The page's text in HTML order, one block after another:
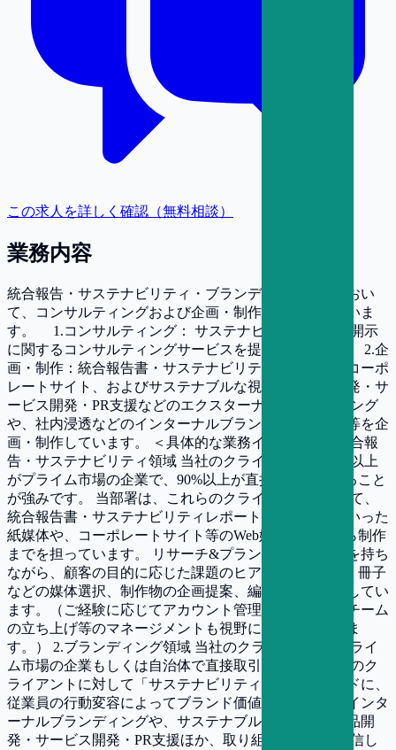
この求人を詳しく確認（無料相談）
業務内容
統合報告・サステナビリティ・ブランディング領域におい
て、コンサルティングおよび企画・制作業務を行っていま
す。 1.コンサルティング： サステナビリティの情報開示
に関するコンサルティングサービスを提供しています。 2.企
画・制作：統合報告書・サステナビリティレポート・コーポ
レートサイト、およびサステナブルな視点での商品開発・サ
ービス開発・PR支援などのエクスターナルブランディング
や、社内浸透などのインターナルブランディング施策等を企
画・制作しています。 ＜具体的な業務イメージ＞ 1.統合報
告・サステナビリティ領域 当社のクライアントは80％以上
がプライム市場の企業で、90%以上が直接の取引であること
が強みです。 当部署は、これらのクライアントに対して、
統合報告書・サステナビリティレポート・会社案内といった
紙媒体や、コーポレートサイト等のWeb媒体の企画から制作
までを担っています。 リサーチ&プランニングの視点を持ち
ながら、顧客の目的に応じた課題のヒアリング、Web・冊子
などの媒体選択、制作物の企画提案、編集制作を担当してい
ます。（ご経験に応じてアカウント管理や、リサーチチーム
の立ち上げ等のマネージメントも視野に活躍いただきま
す。） 2.ブランディング領域 当社のクライアントはプライ
ム市場の企業もしくは自治体で直接取引です。 これらのク
ライアントに対して「サステナビリティ」をキーワードに、
従業員の行動変容によってブランド価値を高めていくインタ
ーナルブランディングや、サステナブルな視点での商品開
発・サービス開発・PR支援ほか、取り組みを社外に発信し